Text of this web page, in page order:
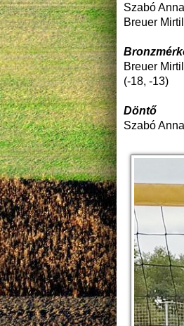
Szabó
Breuer
Breuer
(-18, -13)
Döntő
Szabó